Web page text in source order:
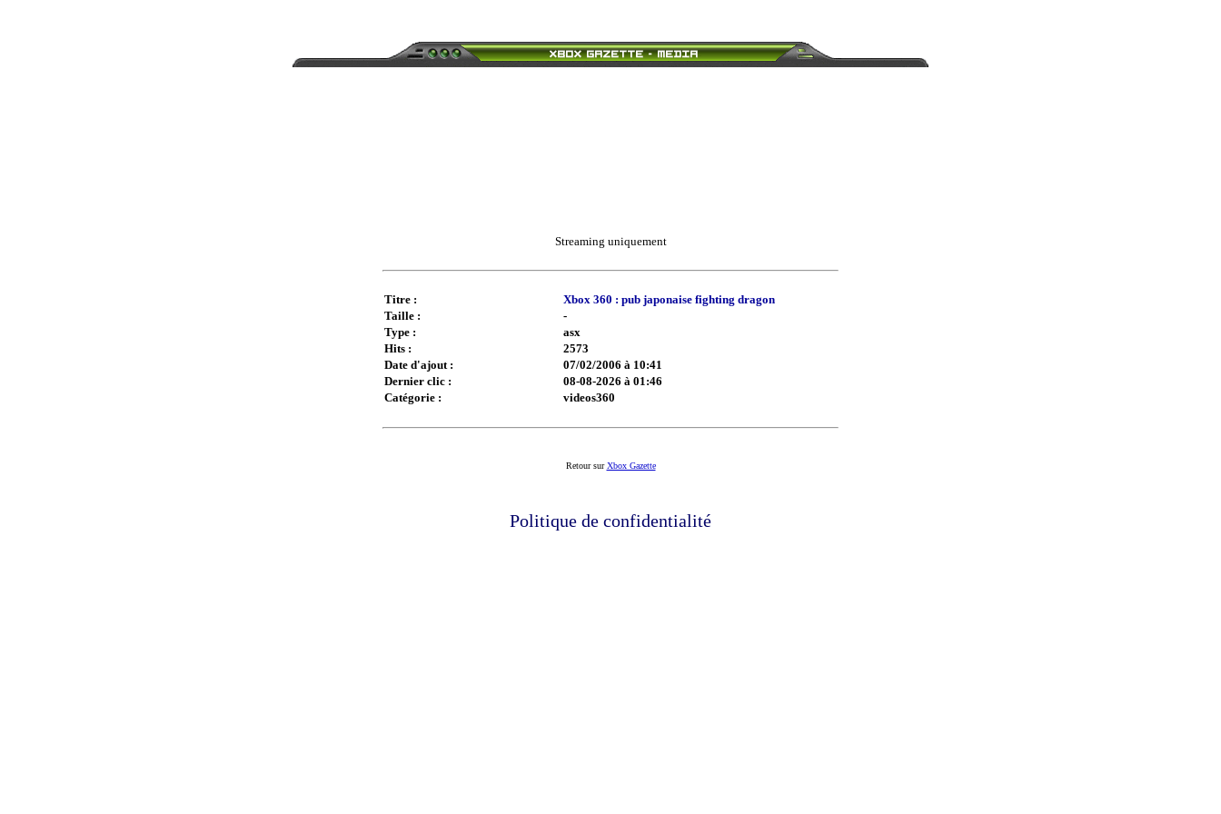
Streaming uniquement
Titre :
Xbox 360 : pub japonaise fighting dragon
Taille :
-
Type :
asx
Hits :
2573
Date d'ajout :
07/02/2006 à 10:41
Dernier clic :
08-08-2026 à 01:46
Catégorie :
videos360
Retour surXbox Gazette
Politique de confidentialité